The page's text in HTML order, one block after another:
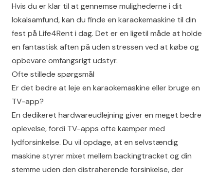
Hvis du er klar til at gennemse mulighederne i dit
lokalsamfund, kan du finde en karaokemaskine til din
fest på Life4Rent i dag. Det er en ligetil måde at holde
en fantastisk aften på uden stressen ved at købe og
opbevare omfangsrigt udstyr.
Ofte stillede spørgsmål
Er det bedre at leje en karaokemaskine eller bruge en
TV-app?
En dedikeret hardwareudlejning giver en meget bedre
oplevelse, fordi TV-apps ofte kæmper med
lydforsinkelse. Du vil opdage, at en selvstændig
maskine styrer mixet mellem backingtracket og din
stemme uden den distraherende forsinkelse, der